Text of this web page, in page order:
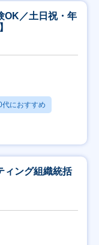
OK／土日祝・年
代におすすめ
ィング組織統括